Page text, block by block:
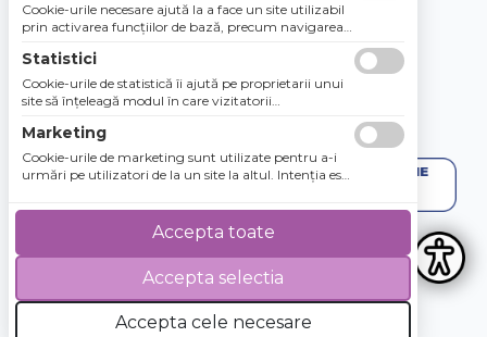
4.8 / 5 ★★★★★
Cookie-urile necesare ajută la a face un site utilizabil
prin activarea funcţiilor de bază, precum navigarea
Site-ul nu poate funcţiona corespunzător fără aceste
cookie-uri.
Statistici
Cookie-urile de statistică îi ajută pe proprietarii unui
site să înţeleagă modul în care vizitatorii
raportarea informaţiilor în mod anonim.
Marketing
Cookie-urile de marketing sunt utilizate pentru a-i
urmări pe utilizatori de la un site la altul. Intenţia este
utilizatorii individuali, aşadar ele sunt mai valoroase
pentru agenţiile de puiblicitate şi părţile terţe care se
Accepta cele necesare
Accepta selectia
Accepta toate